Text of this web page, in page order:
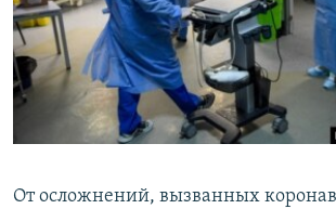
СПОРТ
МИР
БЛОГИ
ГОЛОСА
ЧИТАЕМ ПРЕССУ
АРХИВ РАДИОПРОГРАММЫ
Все сайты РСЕ/РС
От осложнений, вызванных